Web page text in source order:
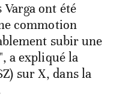
Varga ont été
commotion
subir une
a expliqué la
sur X, dans la